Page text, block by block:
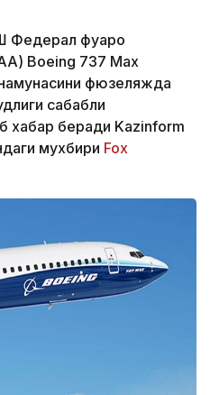
Федерал фуқаро
Boeing 737 Max
фюзеляжда
сабабли
беради Kazinform
мухбири Fox